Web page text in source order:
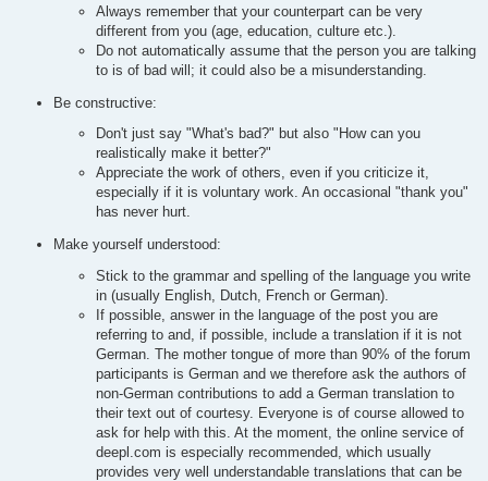
Always remember that your counterpart can be very
different from you (age, education, culture etc.).
Do not automatically assume that the person you are talking
to is of bad will; it could also be a misunderstanding.
Be constructive:
Don't just say "What's bad?" but also "How can you
realistically make it better?"
Appreciate the work of others, even if you criticize it,
especially if it is voluntary work. An occasional "thank you"
has never hurt.
Make yourself understood:
Stick to the grammar and spelling of the language you write
in (usually English, Dutch, French or German).
If possible, answer in the language of the post you are
referring to and, if possible, include a translation if it is not
German. The mother tongue of more than 90% of the forum
participants is German and we therefore ask the authors of
non-German contributions to add a German translation to
their text out of courtesy. Everyone is of course allowed to
ask for help with this. At the moment, the online service of
deepl.com is especially recommended, which usually
provides very well understandable translations that can be